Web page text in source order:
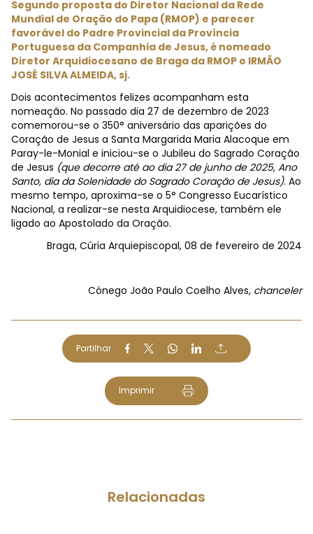
Segundo proposta do Diretor Nacional da Rede
Mundial de Oração do Papa (RMOP) e parecer
favorável do Padre Provincial da Província
Portuguesa da Companhia de Jesus, é nomeado
Diretor Arquidiocesano de Braga da RMOP o IRMÃO
JOSÉ SILVA ALMEIDA, sj.
Dois acontecimentos felizes acompanham esta
nomeação. No passado dia 27 de dezembro de 2023
comemorou-se o 350° aniversário das aparições do
Coração de Jesus a Santa Margarida Maria Alacoque em
Paray-le-Monial e iniciou-se o Jubileu do Sagrado Coração
de Jesus (que decorre até ao dia 27 de junho de 2025, Ano
Santo, dia da Solenidade do Sagrado Coração de Jesus). Ao
mesmo tempo, aproxima-se o 5° Congresso Eucarístico
Nacional, a realizar-se nesta Arquidiocese, também ele
ligado ao Apostolado da Oração.
Braga, Cúria Arquiepiscopal, 08 de fevereiro de 2024
Cónego João Paulo Coelho Alves, chanceler
Partilhar
Imprimir
Relacionadas